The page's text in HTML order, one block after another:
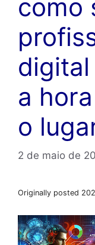
como
a
o
2 de maio de
Originally posted